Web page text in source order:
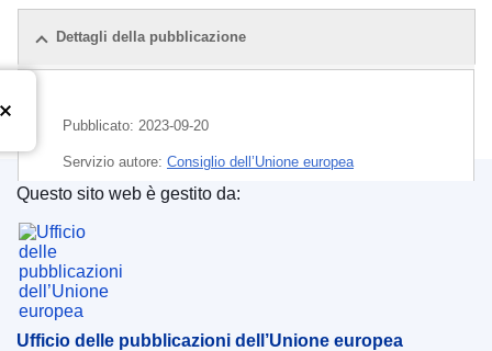
Dettagli della pubblicazione
Pubblicato: 2023-09-20
Servizio autore: Consiglio dell’Unione europea
IMMC : PE 40 2023 INIT
Ufficio delle pubblicazioni dell’Unione europea
Questo sito web è gestito da:
Ufficio delle pubblicazioni dell’Unione europea